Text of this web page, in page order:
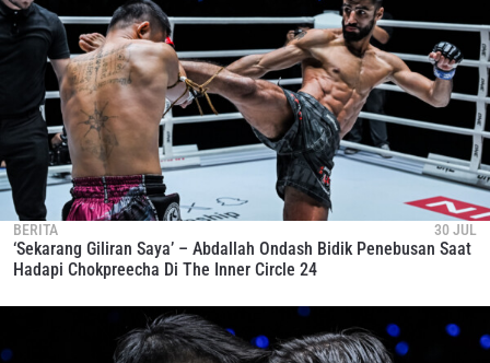
BERITA 30 JUL
‘Sekarang Giliran Saya’ – Abdallah Ondash Bidik Penebusan Saat
Hadapi Chokpreecha Di The Inner Circle 24